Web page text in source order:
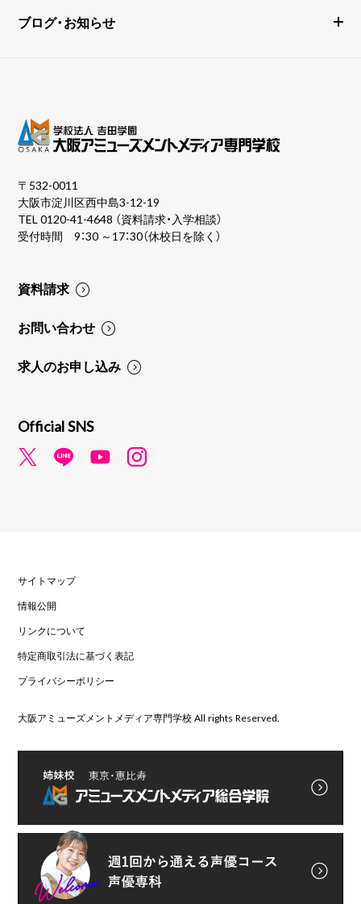
ブログ・お知らせ
〒532-0011
大阪市淀川区西中島3-12-19
TEL0120-41-4648 （資料請求・入学相談）
受付時間 9：30 ～17：30（休校日を除く）
資料請求
お問い合わせ
求人のお申し込み
Official SNS
サイトマップ
情報公開
リンクについて
特定商取引法に基づく表記
プライバシーポリシー
大阪アミューズメントメディア専門学校 All rights Reserved.